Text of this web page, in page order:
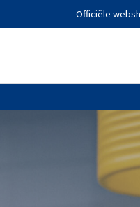
Officiële